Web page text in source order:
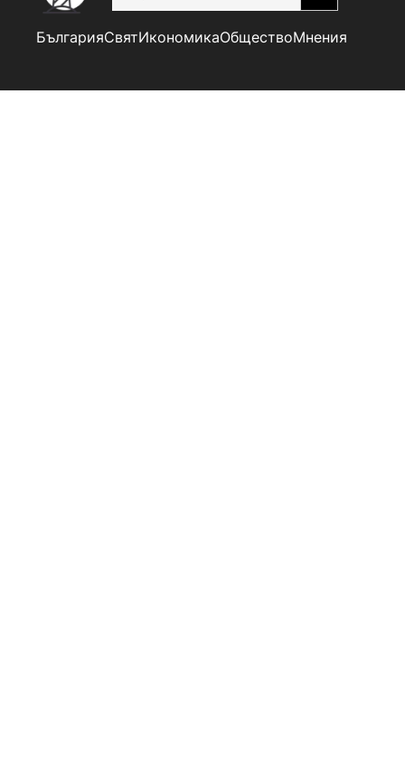
БългарияСвятИкономикаОбществоМнения